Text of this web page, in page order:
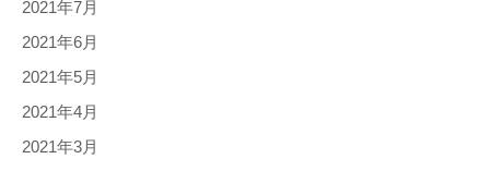
2021年7月
2021年6月
2021年5月
2021年4月
2021年3月